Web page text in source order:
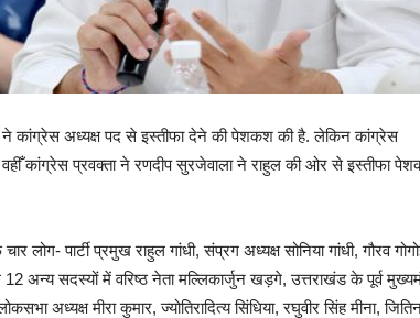
ने कांग्रेस अध्यक्ष पद से इस्तीफा देने की पेशकश की है. लेकिन कांग्रेस
वहीँ कांग्रेस प्रवक्ता ने रणदीप सुरजेवाला ने राहुल की ओर से इस्तीफा
लोग- पार्टी प्रमुख राहुल गांधी, संप्रग अध्यक्ष सोनिया गांधी, गौरव
अन्य सदस्यों में वरिष्ठ नेता मल्लिकार्जुन खड़गे, उत्तराखंड के पूर्व
अध्यक्ष मीरा कुमार, ज्योतिरादित्य सिंधिया, रघुवीर सिंह मीना,